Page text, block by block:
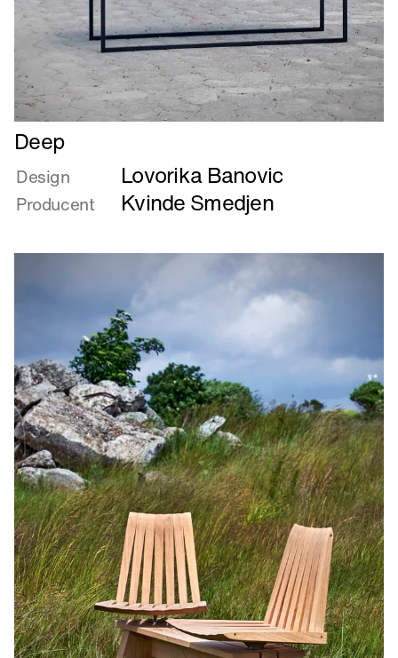
Læs
mere
om
Deep
Deep
Design Lovorika Banovic
Producent Kvinde Smedjen